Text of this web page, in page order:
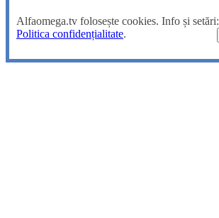
Alfaomega.tv folosește cookies. Info și setări:
Politica confidențialitate.